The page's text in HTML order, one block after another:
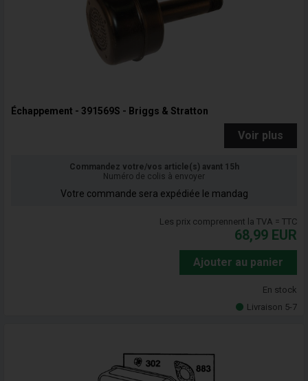
Échappement - 391569S - Briggs & Stratton
Voir plus
Commandez votre/vos article(s) avant 15h
Numéro de colis à envoyer
Votre commande sera expédiée le mandag
Les prix comprennent la TVA = TTC
68,99 EUR
Ajouter au panier
En stock
Livraison 5-7